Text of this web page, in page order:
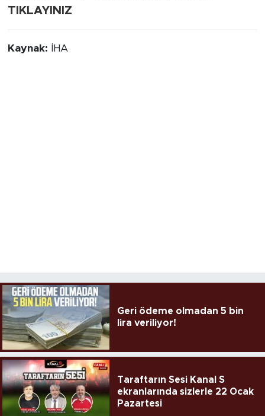
TIKLAYINIZ
Kaynak: İHA
Geri ödeme olmadan 5 bin
lira veriliyor!
Taraftarın Sesi Kanal S
ekranlarında sizlerle 22 Ocak
Pazartesi